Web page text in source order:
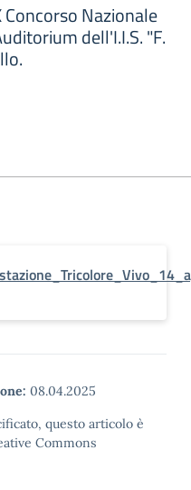
Nazionale
dell'I.I.S. "F.
08.04.2025
questo articolo è
Commons